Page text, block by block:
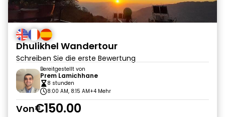
Dhulikhel Wandertour
Schreiben Sie die erste Bewertung
Bereitgestellt von
Prem Lamichhane
8 stunden
8:00 AM, 8:15 AM+4 Mehr
Von€150.00